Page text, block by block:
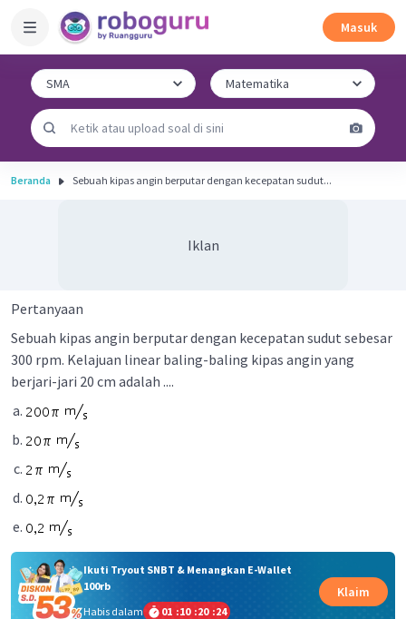
Masuk
Beranda Sebuah kipas angin berputar dengan kecepatan sudut...
Iklan
Pertanyaan
Sebuah kipas angin berputar dengan kecepatan sudut sebesar
300 rpm. Kelajuan linear baling-baling kipas angin yang
berjari-jari 20 cm adalah ....
Ikuti Tryout SNBT & Menangkan E-Wallet
100rb
Habis dalam
01 :10 :20 :24
Klaim